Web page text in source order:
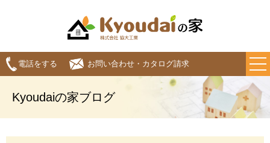
電話をする お問い合わせ・カタログ請求
Kyoudaiの家ブログ